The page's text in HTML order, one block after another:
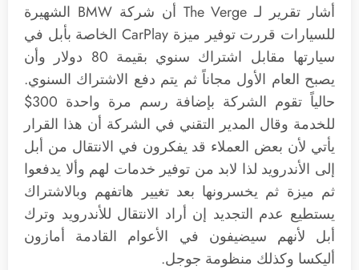
أشار تقرير لـ The Verge أن شركة BMW الشهيرة
للسيارات قررت توفير ميزة CarPlay الخاصة بأبل في
سيارتها مقابل اشتراك سنوي بقيمة 80 دولار وأن
يصبح العام الأول مجاناً ثم يتم دفع الاشتراك السنوي.
حالياً تقوم الشركة بإضافة رسم مرة واحدة 300$
للخدمة وقال المدير التقني في الشركة أن هذا القرار
يأتي لأن بعض العملاء قد يفكرون في الانتقال من أبل
إلى الأندرويد لذا لابد من توفير خدمات لهم وألا يدفعوا
ثم ميزة ثم يخسرونها بعد تغيير هاتفهم وبالاشتراك
يستطيع عدم التجديد إن أراد الانتقال للأندرويد وترك
أبل لأنهم سيضيفون في الأعوام القادمة أمازون
أليكسا وكذلك منظومة جوجل.